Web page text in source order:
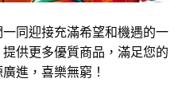
同迎接充滿希望和機遇的一
供更多優質商品，滿足您的
進，喜樂無窮！